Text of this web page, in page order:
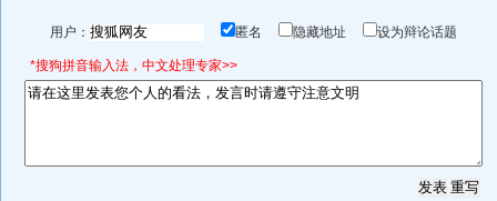
用户： 匿名 隐藏地址 设为辩论话题
*搜狗拼音输入法，中文处理专家>>